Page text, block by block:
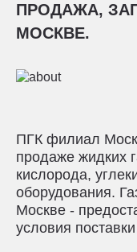
ПРОДАЖА,
МОСКВЕ.
ПГК филиал
продаже жидких
кислорода,
оборудования.
Москве -
условия